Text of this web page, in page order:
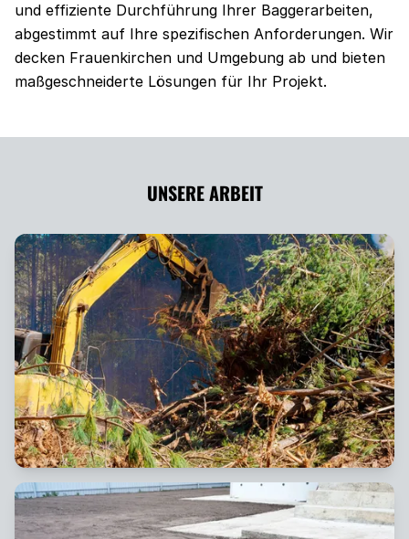
und effiziente Durchführung Ihrer Baggerarbeiten,
abgestimmt auf Ihre spezifischen Anforderungen. Wir
decken Frauenkirchen und Umgebung ab und bieten
maßgeschneiderte Lösungen für Ihr Projekt.
UNSERE ARBEIT